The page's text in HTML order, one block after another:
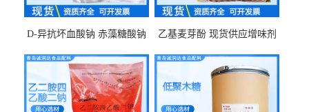
D-异抗坏血酸钠 赤藻糖酸钠
乙基麦芽酚 现货供应增味剂